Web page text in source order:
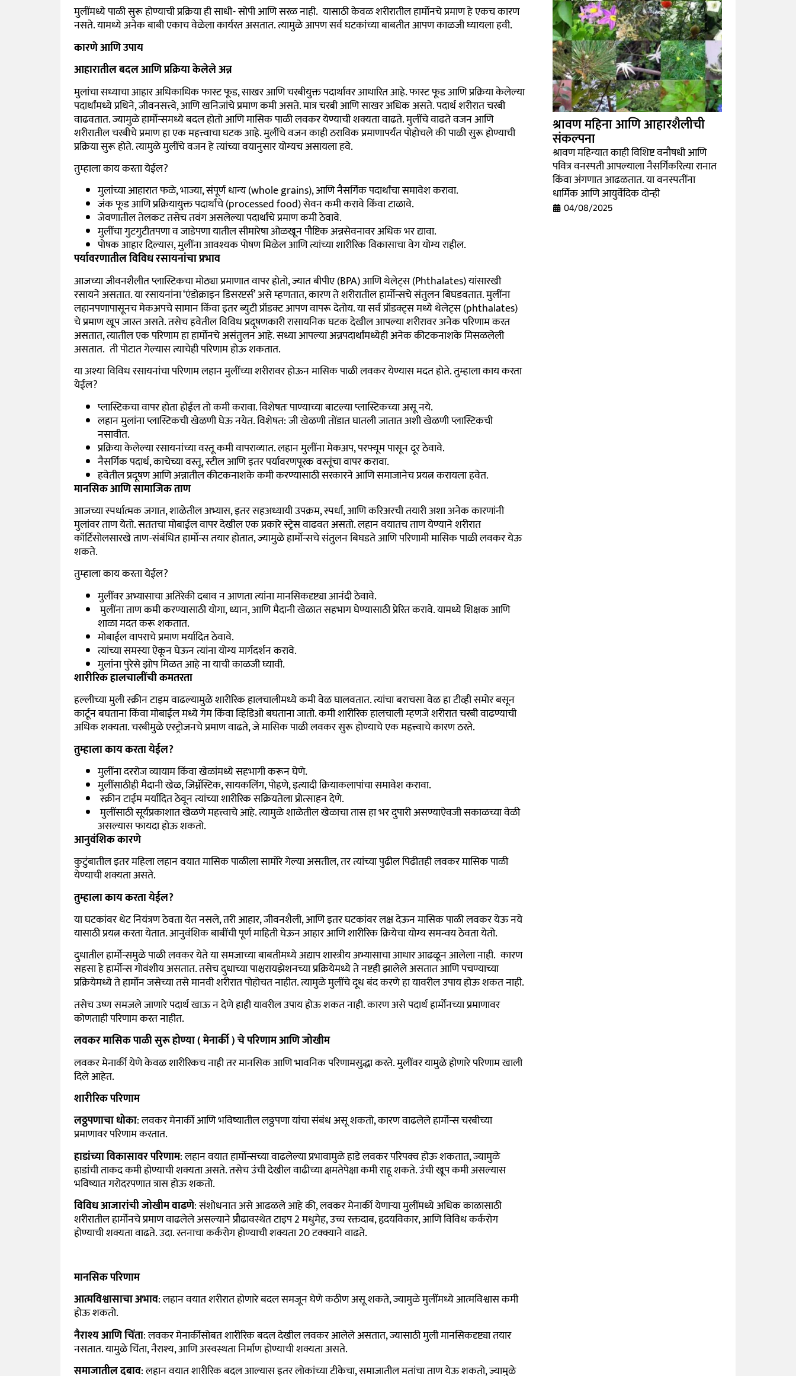
मुलींमध्ये पाळी सुरू होण्याची प्रक्रिया ही साधी- सोपी आणि सरळ नाही. यासाठी केवळ शरीरातील हार्मोनचे प्रमाण हे एकच कारण
नसते. यामध्ये अनेक बाबी एकाच वेळेला कार्यरत असतात.त्यामुळे आपण सर्व घटकांच्या बाबतीतआपण काळजी घ्यायला हवी.
कारणे आणि उपाय
आहारातील बदल आणि प्रक्रिया केलेले अन्न
मुलांचा सध्याचा आहार अधिकाधिक फास्ट फूड, साखर आणि चरबीयुक्त पदार्थांवर आधारित आहे. फास्ट फूड आणि प्रक्रिया केलेल्या
पदार्थांमध्ये प्रथिने, जीवनसत्त्वे, आणि खनिजांचे प्रमाण कमी असते. मात्र चरबी आणि साखर अधिक असते. पदार्थ शरीरात चरबी
वाढवतात. ज्यामुळे हार्मोन्समध्ये बदल होतो आणि मासिक पाळी लवकर येण्याची शक्यता वाढते. मुलींचे वाढते वजन आणि
शरीरातील चरबीचे प्रमाण हा एक महत्त्वाचा घटक आहे. मुलींचे वजन काही ठराविक प्रमाणापर्यंत पोहोचले की पाळी सुरू होण्याची
प्रक्रिया सुरू होते. त्यामुळे मुलींचेवजन हे त्यांच्या वयानुसार योग्यच असायला हवे.
तुम्हाला काय करता येईल?
मुलांच्या आहारात फळे, भाज्या, संपूर्ण धान्य (whole grains), आणि नैसर्गिक पदार्थांचा समावेश करावा.
जंक फूड आणि प्रक्रियायुक्त पदार्थांचे (processed food) सेवन कमी करावे किंवा टाळावे.
जेवणातील तेलकट तसेच तवंग असलेल्या पदार्थांचे प्रमाण कमी ठेवावे.
मुलींचा गुटगुटीतपणा व जाडेपणा यातील सीमारेषा ओळखून पौष्टिक अन्नसेवनावर अधिक भर द्यावा.
पोषक आहार दिल्यास, मुलींना आवश्यक पोषण मिळेल आणि त्यांच्या शारीरिक विकासाचा वेग योग्य राहील.
पर्यावरणातील विविध रसायनांचा प्रभाव
आजच्या जीवनशैलीत प्लास्टिकचा मोठ्या प्रमाणात वापर होतो, ज्यात बीपीए (BPA) आणि थेलेट्स (Phthalates) यांसारखी
रसायने असतात. या रसायनांना ‘एंडोक्राइन डिसरप्टर्स’ असे म्हणतात, कारण ते शरीरातील हार्मोन्सचे संतुलन बिघडवतात. मुलींना
लहानपणापासूनच मेकअपचे सामान किंवा इतर ब्युटी प्रॉडक्ट आपण वापरू देतोय.या सर्व प्रॉडक्ट्स मध्ये थेलेट्स (phthalates)
चे प्रमाण खूप जास्त असते. तसेच हवेतील विविध प्रदूषणकारी रासायनिक घटक देखील आपल्या शरीरावर अनेक परिणाम करत
असतात, त्यातील एक परिणाम हा हार्मोनचे असंतुलन आहे. सध्या आपल्या अन्नपदार्थांमध्येही अनेक कीटकनाशके मिसळलेली
असतात. ती पोटात गेल्यास त्याचेही परिणाम होऊ शकतात.
या अश्या विविध रसायनांचा परिणाम लहान मुलींच्या शरीरावर होऊन मासिक पाळी लवकर येण्यास मदत होते.तुम्हाला काय करता
येईल?
प्लास्टिकचा वापर होता होईल तो कमी करावा.विशेषतः पाण्याच्या बाटल्या प्लास्टिकच्या असू नये.
लहान मुलांना प्लास्टिकची खेळणी घेऊ नयेत. विशेषत: जी खेळणी तोंडात घातली जातात अशी खेळणी प्लास्टिकची
नसावीत.
प्रक्रिया केलेल्या रसायनांच्या वस्तू कमी वापराव्यात. लहान मुलींना मेकअप, परफ्यूम पासून दूर ठेवावे.
नैसर्गिक पदार्थ, काचेच्या वस्तू, स्टील आणि इतर पर्यावरणपूरक वस्तूंचा वापर करावा.
हवेतील प्रदूषण आणि अन्नातील कीटकनाशके कमी करण्यासाठी सरकारने आणि समाजानेच प्रयत्न करायला हवेत.
मानसिक आणि सामाजिक ताण
आजच्या स्पर्धात्मक जगात, शाळेतील अभ्यास, इतर सहअध्यायी उपक्रम, स्पर्धा, आणि करिअरची तयारी अशा अनेक कारणांनी
मुलांवर ताण येतो. सततचा मोबाईल वापर देखील एक प्रकारे स्ट्रेस वाढवत असतो. लहान वयातच ताण येण्याने शरीरात
कॉर्टिसोलसारखे ताण-संबंधित हार्मोन्स तयार होतात, ज्यामुळे हार्मोन्सचे संतुलन बिघडते आणि परिणामी मासिक पाळी लवकर येऊ
शकते.
तुम्हाला काय करता येईल?
मुलींवर अभ्यासाचा अतिरेकी दबाव न आणता त्यांना मानसिकदृष्ट्या आनंदी ठेवावे.
मुलींना ताण कमी करण्यासाठी योगा, ध्यान, आणि मैदानी खेळात सहभाग घेण्यासाठी प्रेरित करावे. यामध्ये शिक्षक आणि
शाळा मदत करू शकतात.
मोबाईल वापराचे प्रमाण मर्यादित ठेवावे.
त्यांच्या समस्या ऐकून घेऊन त्यांना योग्य मार्गदर्शन करावे.
मुलांना पुरेसे झोप मिळत आहे ना याची काळजी घ्यावी.
शारीरिक हालचालींची कमतरता
हल्लीच्या मुली स्क्रीन टाइम वाढल्यामुळे शारीरिक हालचालीमध्ये कमी वेळ घालवतात. त्यांचा बराचसा वेळ हा टीव्ही समोर बसून
कार्टून बघताना किंवा मोबाईल मध्ये गेम किंवा व्हिडिओ बघताना जातो. कमी शारीरिक हालचाली म्हणजे शरीरात चरबी वाढण्याची
अधिक शक्यता. चरबीमुळे एस्ट्रोजनचे प्रमाण वाढते, जे मासिक पाळी लवकर सुरू होण्याचे एक महत्त्वाचे कारण ठरते.
तुम्हाला काय करता येईल?
मुलींना दररोज व्यायाम किंवा खेळांमध्ये सहभागी करून घेणे.
मुलींसाठीही मैदानी खेळ, जिम्नॅस्टिक, सायकलिंग, पोहणे, इत्यादी क्रियाकलापांचा समावेश करावा.
स्क्रीन टाईम मर्यादित ठेवून त्यांच्या शारीरिक सक्रियतेला प्रोत्साहन देणे.
मुलींसाठी सूर्यप्रकाशात खेळणे महत्त्वाचे आहे. त्यामुळे शाळेतील खेळाचा तास हा भर दुपारी असण्याऐवजी सकाळच्या वेळी
असल्यास फायदा होऊ शकतो.
आनुवंशिक कारणे
कुटुंबातील इतर महिला लहान वयात मासिक पाळीला सामोरे गेल्या असतील, तर त्यांच्या पुढील पिढीतही लवकर मासिक पाळी
येण्याची शक्यता असते.
तुम्हाला काय करता येईल?
या घटकांवर थेट नियंत्रण ठेवता येत नसले, तरी आहार, जीवनशैली, आणि इतर घटकांवर लक्ष देऊन मासिक पाळी लवकर येऊ नये
यासाठी प्रयत्न करता येतात. आनुवंशिक बाबींची पूर्ण माहिती घेऊन आहार आणि शारीरिक क्रियेचा योग्य समन्वय ठेवता येतो.
दुधातील हार्मोन्समुळे पाळी लवकर येते या समजाच्या बाबतीमध्ये अद्याप शास्त्रीय अभ्यासाचा आधार आढळून आलेला नाही. कारण
सहसा हे हार्मोन्स गोवंशीय असतात. तसेच दुधाच्या पाश्चरायझेशनच्या प्रक्रियेमध्ये ते नष्टही झालेले असतात आणि पचण्याच्या
प्रक्रियेमध्ये ते हार्मोन जसेच्या तसे मानवी शरीरात पोहोचत नाहीत. त्यामुळे मुलींचे दूध बंद करणे हा यावरील उपाय होऊ शकत नाही.
तसेच उष्ण समजले जाणारे पदार्थ खाऊ न देणे हाही यावरील उपाय होऊ शकत नाही. कारण असे पदार्थ हार्मोनच्या प्रमाणावर
कोणताही परिणाम करत नाहीत.
लवकर मासिक पाळी सुरू होण्या ( मेनार्की ) चे परिणाम आणि जोखीम
लवकर मेनार्की येणे केवळ शारीरिकच नाही तर मानसिक आणि भावनिक परिणामसुद्धा करते. मुलींवर यामुळे होणारे परिणाम खाली
दिले आहेत.
शारीरिक परिणाम
लठ्ठपणाचा धोका:लवकर मेनार्की आणि भविष्यातील लठ्ठपणा यांचा संबंध असू शकतो, कारण वाढलेले हार्मोन्स चरबीच्या
प्रमाणावर परिणाम करतात.
हाडांच्या विकासावर परिणाम: लहान वयात हार्मोन्सच्या वाढलेल्या प्रभावामुळे हाडे लवकर परिपक्व होऊ शकतात, ज्यामुळे
हाडांची ताकद कमी होण्याची शक्यता असते. तसेच उंची देखील वाढीच्या क्षमतेपेक्षा कमी राहू शकते. उंची खूप कमी असल्यास
भविष्यात गरोदरपणात त्रास होऊ शकतो.
विविध आजारांची जोखीम वाढणे:संशोधनात असे आढळले आहे की,लवकर मेनार्की येणाऱ्या मुलींमध्ये अधिक काळासाठी
शरीरातील हार्मोनचे प्रमाण वाढलेले असल्याने प्रौढावस्थेत टाइप 2 मधुमेह, उच्च रक्तदाब, हृदयविकार, आणि विविध कर्करोग
होण्याची शक्यता वाढते. उदा. स्तनाचा कर्करोग होण्याची शक्यता 20 टक्क्याने वाढते.
मानसिक परिणाम
आत्मविश्वासाचा अभाव:लहान वयात शरीरात होणारे बदल समजून घेणे कठीण असू शकते, ज्यामुळे मुलींमध्ये आत्मविश्वास कमी
होऊ शकतो.
नैराश्य आणि चिंता: लवकर मेनार्कीसोबत शारीरिक बदल देखील लवकर आलेले असतात, ज्यासाठी मुली मानसिकदृष्ट्या तयार
नसतात. यामुळे चिंता, नैराश्य, आणि अस्वस्थता निर्माण होण्याची शक्यता असते.
समाजातील दबाव:लहान वयात शारीरिक बदल आल्यास इतर लोकांच्या टीकेचा, समाजातील मतांचा ताण येऊ शकतो, ज्यामुळे
श्रावण महिना आणि आहारशैलीची
संकल्पना
श्रावण महिन्यात काही विशिष्ट वनौषधी आणि
पवित्र वनस्पती आपल्याला नैसर्गिकरित्या रानात
किंवा अंगणात आढळतात. या वनस्पतींना
धार्मिक आणि आयुर्वेदिक दोन्ही
04/08/2025